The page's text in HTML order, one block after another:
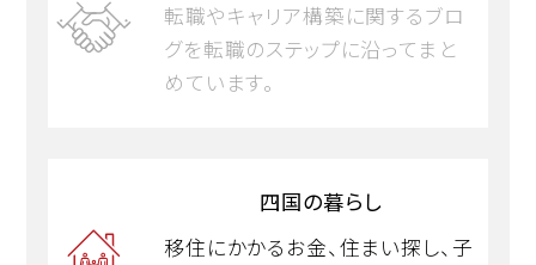
転職やキャリア構築に関するブロ
グを転職のステップに沿ってまと
めています。
四国の暮らし
移住にかかるお金、住まい探し、子